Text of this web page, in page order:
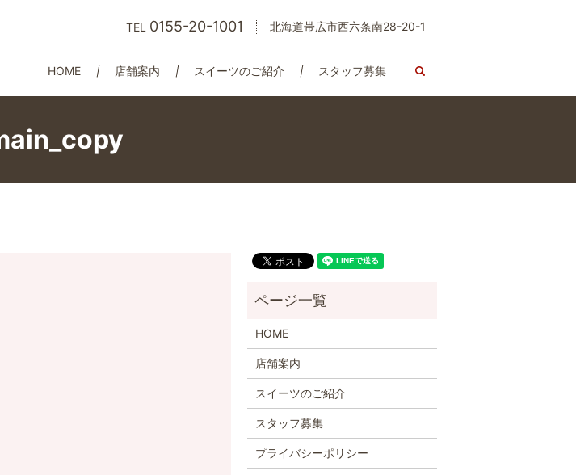
HOME 店舗案内 スイーツのご紹介 スタッフ募集 search
TEL 0155-20-1001 北海道帯広市西六条南28-20-1
HOME
店舗案内
スイーツのご紹介
スタッフ募集
プライバシーポリシー